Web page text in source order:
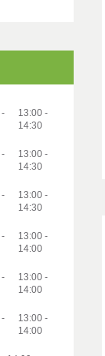
13:00
14:30
13:00
14:30
13:00
14:30
13:00
14:00
13:00
14:00
13:00
14:00